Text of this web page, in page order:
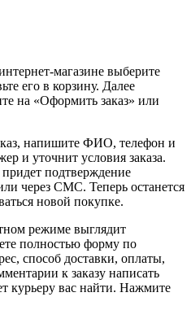
магазине выберите
его в корзину. Далее
на «Оформить заказ» или
напишите ФИО, телефон и
и уточнит условия заказа.
придет подтверждение
через СМС. Теперь останется
новой покупке.
режиме выглядит
полностью форму по
способ доставки, оплаты,
к заказу написать
курьеру вас найти. Нажмите